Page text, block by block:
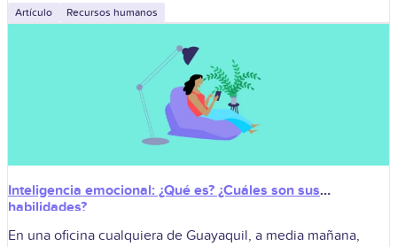
Artículo Recursos humanos
Inteligencia emocional: ¿Qué es? ¿Cuáles son sus
habilidades?
En una oficina cualquiera de Guayaquil, a media mañana,